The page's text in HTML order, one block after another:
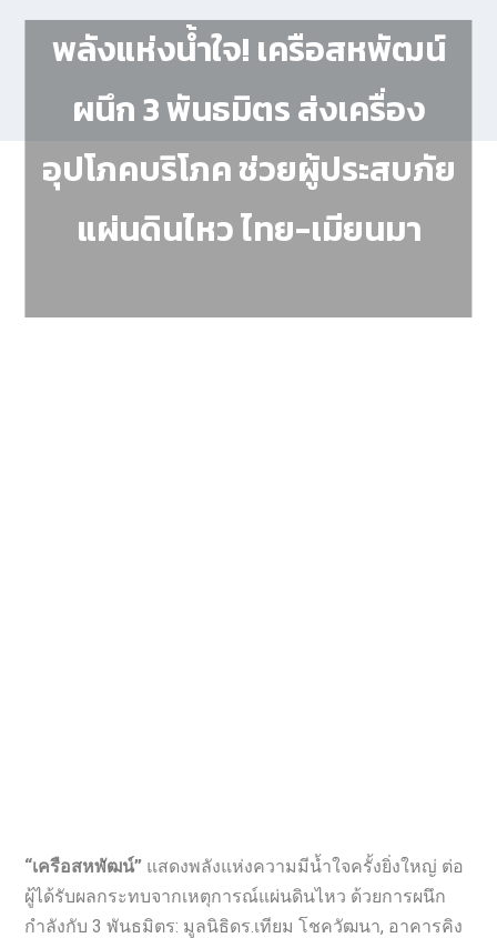
พลังแห่งน้ำใจ! เครือสหพัฒน์
ผนึก 3 พันธมิตร ส่งเครื่อง
อุปโภคบริโภค ช่วยผู้ประสบภัย
แผ่นดินไหว ไทย-เมียนมา
“เครือสหพัฒน์” แสดงพลังแห่งความมีน้ำใจครั้งยิ่งใหญ่ ต่อ
ผู้ได้รับผลกระทบจากเหตุการณ์แผ่นดินไหว ด้วยการผนึก
กำลังกับ 3 พันธมิตร: มูลนิธิดร.เทียม โชควัฒนา, อาคารคิง